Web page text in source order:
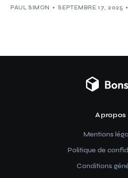
PAUL SIMON SEPTEMBRE 17, 2025
A propos
Mentions
Politique de
Conditions